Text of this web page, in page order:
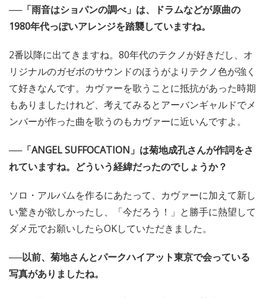
──「雨音はショパンの調べ」は、ドラムなどが原曲の
1980年代っぽいアレンジを踏襲していますね。
2番以降に出てきますね。80年代のテクノが好きだし、オ
リジナルのガゼボのサウンドのほうがよりテクノ色が強く
て好きなんです。カヴァーを歌うことに抵抗があった時期
もありましたけれど、考えてみるとアーバンギャルドでメ
ンバーが作った曲を歌うのもカヴァーに近いんですよ。
──「ANGEL SUFFOCATION」は菊地成孔さんが作詞をさ
れていますね。どういう経緯だったのでしょうか？
ソロ・アルバムを作るにあたって、カヴァーに加えて新し
い驚きが欲しかったし、「今だろう！」と勝手に熱望して
ダメ元でお願いしたらOKしていただきました。
──以前、菊地さんとパークハイアット東京で会っている
写真がありましたね。